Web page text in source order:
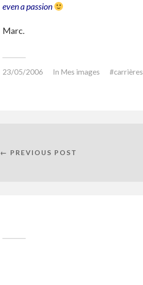
even a passion
Marc.
23/05/2006 In Mes images carrières
← PREVIOUS POST